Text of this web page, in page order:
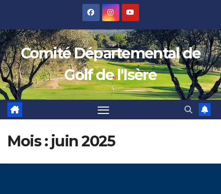
content
Comité Départemental de
Golf de l'Isère
Mois : juin 2025